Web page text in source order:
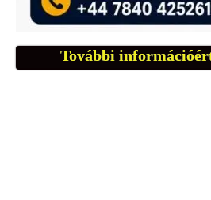
További